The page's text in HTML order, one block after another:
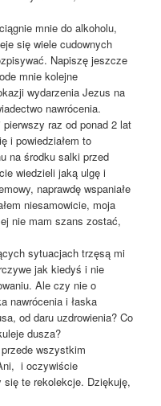
mnie do alkoholu,
się wiele cudownych
Napiszę jeszcze
mnie kolejne
wydarzenia Jezus na
nawrócenia.
raz od ponad 2 lat
i powiedziałem to
na środku salki przed
wiedzieli jaką ulgę i
naprawdę wspaniałe
niesamowicie, moja
nie mam szans zostać,
sytuacjach trzęsą mi
jak kiedyś i nie
Ale czy nie o
nawrócenia i łaska
od daru uzdrowienia? Co
dusza?
wszystkim
i oczywiście
się te rekolekcje. Dziękuję,